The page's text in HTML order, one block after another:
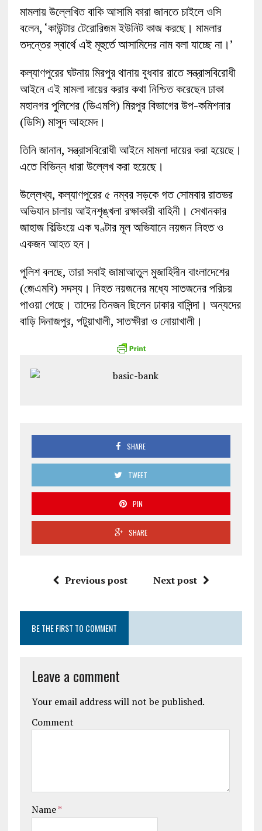
মামলায় উল্লেখিত বাকি আসামি কারা জানতে চাইলে ওসি
বলেন, ‘কাউন্টার টেরোরিজম ইউনিট কাজ করছে। মামলার
তদন্তের স্বার্থে এই মূহুর্তে আসামিদের নাম বলা যাচ্ছে না।’
কল্যাণপুরের ঘটনায় মিরপুর থানায় বুধবার রাতে সন্ত্রাসবিরোধী
আইনে এই মামলা দায়ের করার কথা নিশ্চিত করেছেন ঢাকা
মহানগর পুলিশের (ডিএমপি) মিরপুর বিভাগের উপ-কমিশনার
(ডিসি) মাসুদ আহমেদ।
তিনি জানান, সন্ত্রাসবিরোধী আইনে মামলা দায়ের করা হয়েছে।
এতে বিভিন্ন ধারা উল্লেখ করা হয়েছে।
উল্লেখ্য, কল্যাণপুরের ৫ নম্বর সড়কে গত সোমবার রাতভর
অভিযান চালায় আইনশৃঙ্খলা রক্ষাকারী বাহিনী। সেখানকার
জাহাজ বিল্ডিংয়ে এক ঘণ্টার মূল অভিযানে নয়জন নিহত ও
একজন আহত হন।
পুলিশ বলছে, তারা সবাই জামাআতুল মুজাহিদীন বাংলাদেশের
(জেএমবি) সদস্য। নিহত নয়জনের মধ্যে সাতজনের পরিচয়
পাওয়া গেছে। তাদের তিনজন ছিলেন ঢাকার বাসিন্দা। অন্যদের
বাড়ি দিনাজপুর, পটুয়াখালী, সাতক্ষীরা ও নোয়াখালী।
SHARE
TWEET
PIN
SHARE
Previous post Next post
BE THE FIRST TO COMMENT
Leave a comment
Your email address will not be published.
Comment
Name*